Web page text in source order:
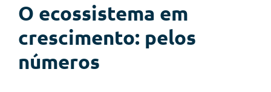
O ecossistema em
crescimento: pelos
números